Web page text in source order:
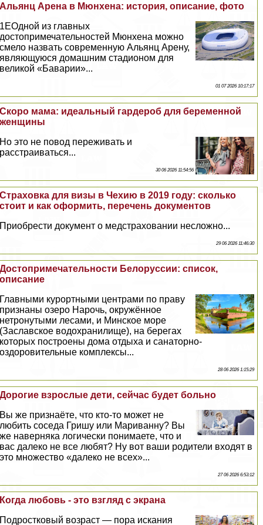
Альянц Арена в Мюнхена: история, описание, фото
1EОдной из главных
достопримечательностей Мюнхена можно
смело назвать современную Альянц Арену,
являющуюся домашним стадионом для
великой «Баварии»...
01 07 2026 10:17:17
Скоро мама: идеальный гардероб для беременной
женщины
Но это не повод переживать и
расстраиваться...
30 06 2026 11:54:56
Страховка для визы в Чехию в 2019 году: сколько
стоит и как оформить, перечень документов
Приобрести документ о медстраховании несложно...
29 06 2026 11:46:30
Достопримечательности Белоруссии: список,
описание
Главными курортными центрами по праву
признаны озеро Нарочь, окружённое
нетронутыми лесами, и Минское море
(Заславское водохранилище), на берегах
которых построены дома отдыха и санаторно-
оздоровительные комплексы...
28 06 2026 1:15:29
Дорогие взрослые дети, сейчас будет больно
Вы же признаёте, что кто-то может не
любить соседа Гришу или Мариванну? Вы
же наверняка логически понимаете, что и
вас далеко не все любят? Ну вот ваши родители входят в
это множество «далеко не всех»...
27 06 2026 6:53:12
Когда любовь - это взгляд с экрана
Подростковый возраст — пора искания